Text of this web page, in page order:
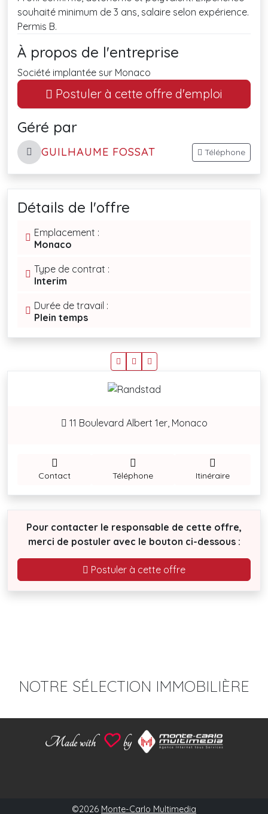
souhaité minimum de 3 ans, salaire selon expérience.
Permis B.
À propos de l'entreprise
Société implantée sur Monaco
Postuler à cette offre d'emploi
Géré par
GUILHAUME FOSSAT Téléphone
Détails de l'offre
Emplacement :
Monaco
Type de contrat :
Interim
Durée de travail :
Plein temps
11 Boulevard Albert 1er, Monaco
Contact Téléphone Itinéraire
Pour contacter le responsable de cette offre,
merci de postuler avec le bouton ci-dessous :
Postuler à cette offre
NOTRE SÉLECTION IMMOBILIÈRE
©2026 Monte-Carlo Multimedia